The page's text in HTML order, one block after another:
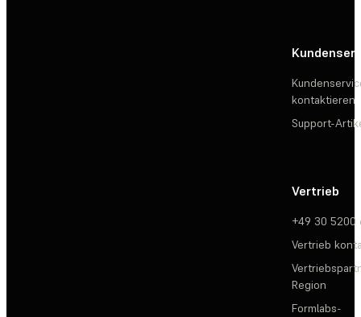
kontaktieren
Support-
Vertrieb
+49 30 5200
Vertrieb
Region
Formlabs-